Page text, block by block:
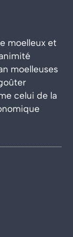
moelleux et
moelleuses
celui de la